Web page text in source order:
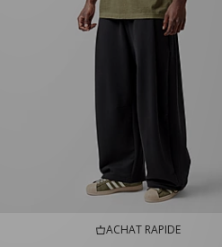
ACHAT RAPIDE